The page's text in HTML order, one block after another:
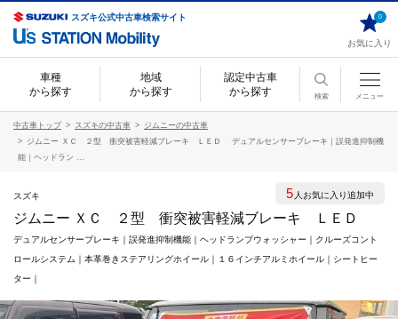
スズキ公式中古車検索サイト
お気に入り
0
車種
から探す
地域
から探す
認定中古車
から探す
検索 メニュー
中古車トップ スズキの中古車
ジムニーの中古車
ジムニー ＸＣ ２型 衝突被害軽減ブレーキ ＬＥＤ デュアルセンサーブレーキ｜誤発進抑制機
能｜ヘッドラン ...
スズキ
ジムニー ＸＣ ２型 衝突被害軽減ブレーキ ＬＥＤ
デュアルセンサーブレーキ｜誤発進抑制機能｜ヘッドランプウォッシャー｜クルーズコント
ロールシステム｜本革巻きステアリングホイール｜１６インチアルミホイール｜シートヒー
ター｜
5 人お気に入り追加中